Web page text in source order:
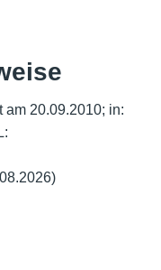
am 20.09.2010; in: